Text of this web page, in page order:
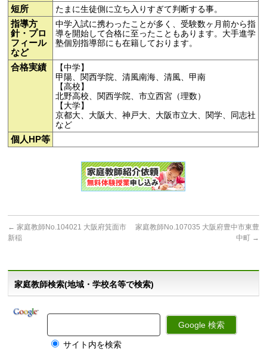
短所 たまに生徒側に立ち入りすぎて判断する事。
指導方
針・プロ
フィール
など
中学入試に携わったことが多く、受験数ヶ月前から指
導を開始して合格に至ったこともあります。大手進学
塾個別指導部にも在籍しております。
合格実績
【中学】
甲陽、関西学院、清風南海、清風、甲南
【高校】
北野高校、関西学院、市立西宮（理数）
【大学】
京都大、大阪大、神戸大、大阪市立大、関学、同志社
など
個人HP等
← 家庭教師No.104021 大阪府箕面市
新稲
家庭教師No.107035 大阪府豊中市東豊
中町 →
家庭教師検索(地域・学校名等で検索)
サイト内を検索